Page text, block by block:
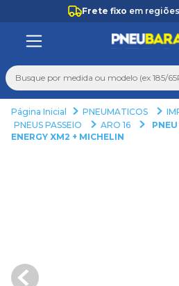
Frete fixo em
Busque por medida ou modelo
PNEUMATICOS
PNEUS PASSEIO
ARO 16
ENERGY XM2 + MICHELIN
TERMOS MAIS BUSCADOS
1 º
205